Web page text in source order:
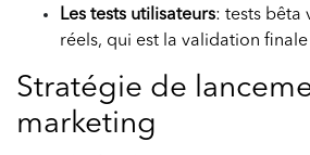
Les tests utilisateurs: tests bêta
réels, qui est la validation
Stratégie de
marketing